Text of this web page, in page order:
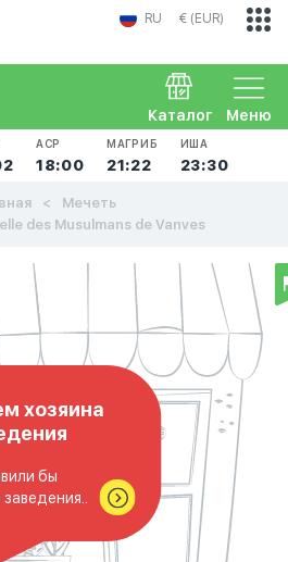
RU € (EUR)
Меню
Каталог
АСР
18:00
МАГРИБ
21:22
ИША
23:30
Мечеть
des Musulmans de Vanves
хозяина
бы